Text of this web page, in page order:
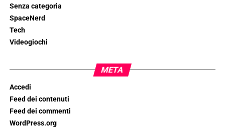
Senza categoria
SpaceNerd
Tech
Videogiochi
META
Accedi
Feed dei contenuti
Feed dei commenti
WordPress.org